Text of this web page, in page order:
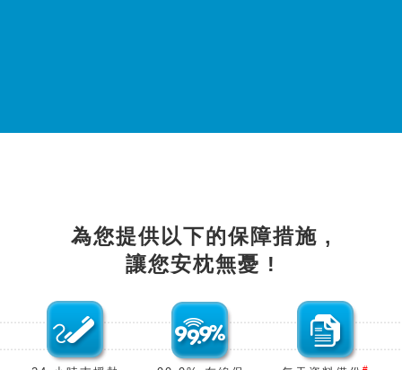
為您提供以下的保障措施 ,
讓您安枕無憂 !